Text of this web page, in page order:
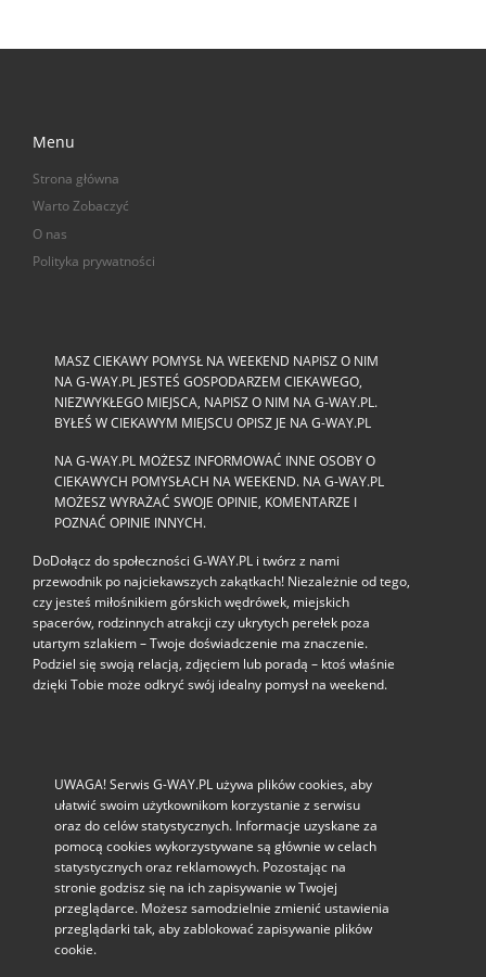
Menu
Strona główna
Warto Zobaczyć
O nas
Polityka prywatności
MASZ CIEKAWY POMYSŁ NA WEEKEND NAPISZ O NIM
NA G-WAY.PL JESTEŚ GOSPODARZEM CIEKAWEGO,
NIEZWYKŁEGO MIEJSCA, NAPISZ O NIM NA G-WAY.PL.
BYŁEŚ W CIEKAWYM MIEJSCU OPISZ JE NA G-WAY.PL
NA G-WAY.PL MOŻESZ INFORMOWAĆ INNE OSOBY O
CIEKAWYCH POMYSŁACH NA WEEKEND. NA G-WAY.PL
MOŻESZ WYRAŻAĆ SWOJE OPINIE, KOMENTARZE I
POZNAĆ OPINIE INNYCH.
DoDołącz do społeczności G‑WAY.PL i twórz z nami
przewodnik po najciekawszych zakątkach! Niezależnie od tego,
czy jesteś miłośnikiem górskich wędrówek, miejskich
spacerów, rodzinnych atrakcji czy ukrytych perełek poza
utartym szlakiem – Twoje doświadczenie ma znaczenie.
Podziel się swoją relacją, zdjęciem lub poradą – ktoś właśnie
dzięki Tobie może odkryć swój idealny pomysł na weekend.
UWAGA! Serwis G-WAY.PL używa plików cookies, aby
ułatwić swoim użytkownikom korzystanie z serwisu
oraz do celów statystycznych. Informacje uzyskane za
pomocą cookies wykorzystywane są głównie w celach
statystycznych oraz reklamowych. Pozostając na
stronie godzisz się na ich zapisywanie w Twojej
przeglądarce. Możesz samodzielnie zmienić ustawienia
przeglądarki tak, aby zablokować zapisywanie plików
cookie.